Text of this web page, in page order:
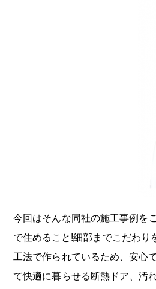
今回はそんな同社の施工事例を
で住めること!細部までこだわり
工法で作られているため、安心
て快適に暮らせる断熱ドア、汚